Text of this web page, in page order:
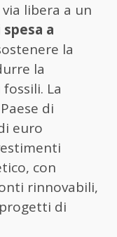
libera a un
a
la
la
La
di
euro
con
rinnovabili,
di